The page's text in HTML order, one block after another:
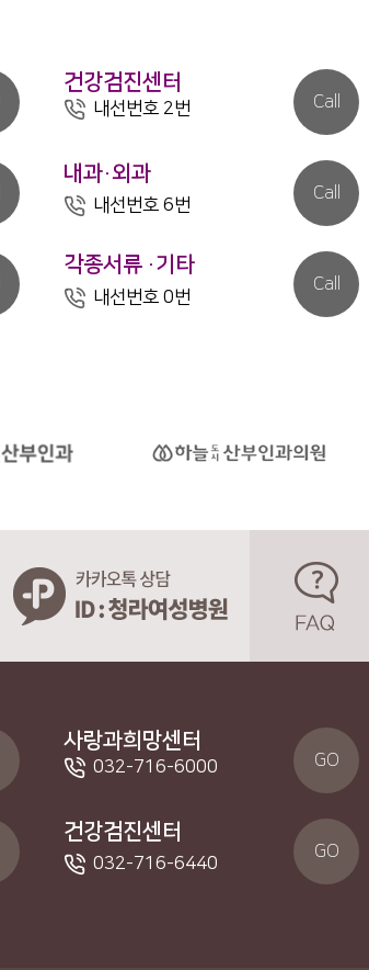
건강검진센터
내선번호 2번 Call
내과·외과
내선번호 6번
Call
각종서류 ·기타
내선번호 0번
Call
사랑과희망센터
032-716-6000 GO
건강검진센터
032-716-6440
GO